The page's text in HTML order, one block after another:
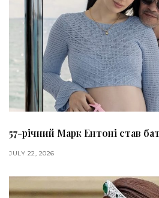
57-річний Марк Ентоні став
JULY 22, 2026